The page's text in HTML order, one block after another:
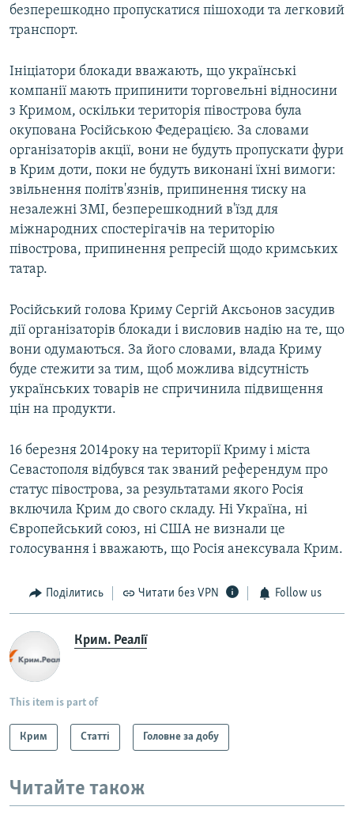
безперешкодно пропускатися пішоходи та легковий
транспорт.
Ініціатори блокади вважають, що українські
компанії мають припинити торговельні відносини
з Кримом, оскільки територія півострова була
окупована Російською Федерацією. За словами
організаторів акції, вони не будуть пропускати фури
в Крим доти, поки не будуть виконані їхні вимоги:
звільнення політв'язнів, припинення тиску на
незалежні ЗМІ, безперешкодний в'їзд для
міжнародних спостерігачів на територію
півострова, припинення репресій щодо кримських
татар.
Російський голова Криму Сергій Аксьонов засудив
дії організаторів блокади і висловив надію на те, що
вони одумаються. За його словами, влада Криму
буде стежити за тим, щоб можлива відсутність
українських товарів не спричинила підвищення
цін на продукти.
16 березня 2014року на території Криму і міста
Севастополя відбувся так званий референдум про
статус півострова, за результатами якого Росія
включила Крим до свого складу. Ні Україна, ні
Європейський союз, ні США не визнали це
голосування і вважають, що Росія анексувала Крим.
Поділитись Читати без VPN Follow us
Крим. Реалії
This item is part of
Крим Статті Головне за добу
Читайте також